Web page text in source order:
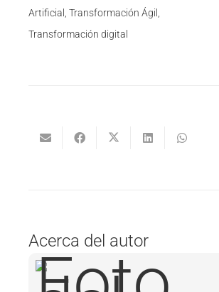
Artificial , Transformación Ágil ,
Transformación digital
Acerca del autor